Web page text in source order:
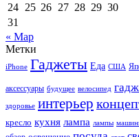
24 25 26 27 28 29 30
31
« Мар
Метки
iPhone Гаджеты Еда США
аксессуары будущее велосипед
здоровье интерьер
кресло кухня лампа лампы